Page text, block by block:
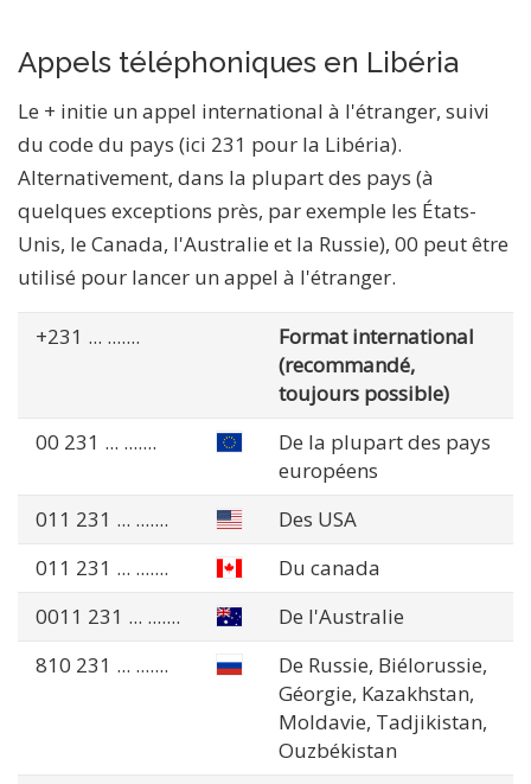
Appels téléphoniques en Libéria
Le + initie un appel international à l'étranger, suivi
du code du pays (ici 231 pour la Libéria).
Alternativement, dans la plupart des pays (à
quelques exceptions près, par exemple les États-
Unis, le Canada, l'Australie et la Russie), 00 peut être
utilisé pour lancer un appel à l'étranger.
+231 ... .......
Format international
(recommandé,
toujours possible)
00 231 ... .......
De la plupart des pays
européens
011 231 ... .......
Des USA
011 231 ... .......
Du canada
0011 231 ... .......
De l'Australie
810 231 ... .......
De Russie, Biélorussie,
Géorgie, Kazakhstan,
Moldavie, Tadjikistan,
Ouzbékistan